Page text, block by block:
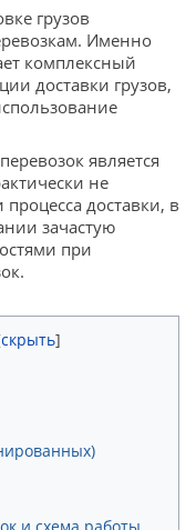
грузов
Именно
комплексный
доставки грузов,
является
не
доставки, в
зачастую
при